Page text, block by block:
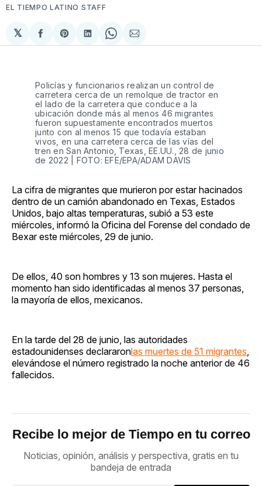
EL TIEMPO LATINO STAFF
𝕏
Compartir
en
Share
on
Compartir
en
Share
on
Compartir
via
Policías y funcionarios realizan un control de
carretera cerca de un remolque de tractor en
el lado de la carretera que conduce a la
ubicación donde más al menos 46 migrantes
fueron supuestamente encontrados muertos
junto con al menos 15 que todavía estaban
vivos, en una carretera cerca de las vías del
tren en San Antonio, Texas, EE.UU., 28 de junio
de 2022 | FOTO: EFE/EPA/ADAM DAVIS
La cifra de migrantes que murieron por estar hacinados
dentro de un camión abandonado en Texas, Estados
Unidos, bajo altas temperaturas, subió a 53 este
miércoles, informó la Oficina del Forense del condado de
Bexar este miércoles, 29 de junio.
De ellos, 40 son hombres y 13 son mujeres. Hasta el
momento han sido identificadas al menos 37 personas,
la mayoría de ellos, mexicanos.
En la tarde del 28 de junio, las autoridades
estadounidenses declararonlas muertes de 51 migrantes
elevándose el número registrado la noche anterior de 46
fallecidos.
Recibe lo mejor de Tiempo en tu correo
Noticias, opinión, análisis y perspectiva, gratis en tu
bandeja de entrada